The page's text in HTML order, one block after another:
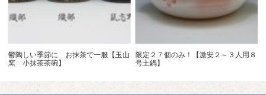
鬱陶しい季節に お抹茶で一服【玉山
窯 小抹茶茶碗】
限定２７個のみ！【激安２～３人用８
号土鍋】